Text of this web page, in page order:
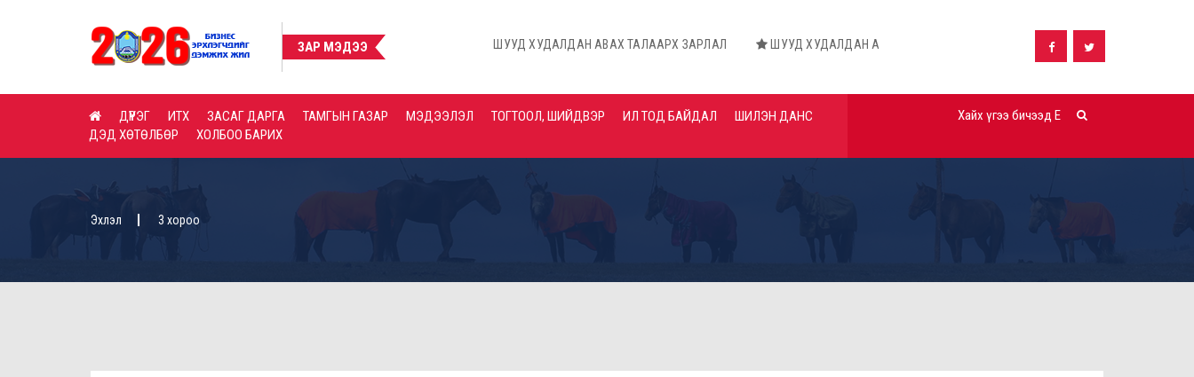
ЗАР МЭДЭЭ ШУУД ХУДАЛДАН АВАХ ТАЛААРХ ЗАРЛАЛ ШУУД ХУДАЛДАН АВАХ ТАЛААРХ ЗАРЛАЛ ШУУД ХУДАЛДАН АВАХ ТАЛААРХ
ДҮҮРЭГ ИТХ ЗАСАГ ДАРГА ТАМГЫН ГАЗАР МЭДЭЭЛЭЛ ТОГТООЛ, ШИЙДВЭР ИЛ ТОД БАЙДАЛ
ШИЛЭН ДАНС
ДЭД ХӨТӨЛБӨР
ХОЛБОО БАРИХ
Эхлэл 3 хороо